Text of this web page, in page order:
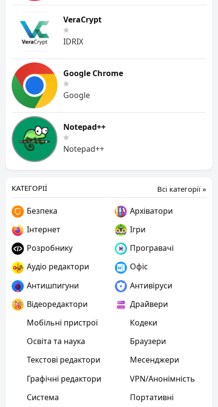
VeraCrypt
IDRIX
Google Chrome
Google
Notepad++
Notepad++
Всі категорії »
КАТЕГОРІЇ
Безпека
Архіватори
Інтернет
Ігри
Розробнику
Програвачі
Аудіо редактори
Офіс
Антишпигуни
Антивіруси
Відеоредактори
Драйвери
Мобільні пристрої
Кодеки
Освіта та наука
Браузери
Текстові редактори
Месенджери
Графічні редактори
VPN/Анонімність
Система
Портативні